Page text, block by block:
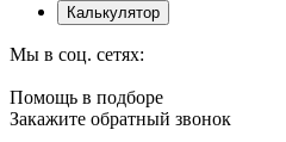
Калькулятор
Мы в соц. сетях:
Помощь в подборе
Закажите обратный звонок